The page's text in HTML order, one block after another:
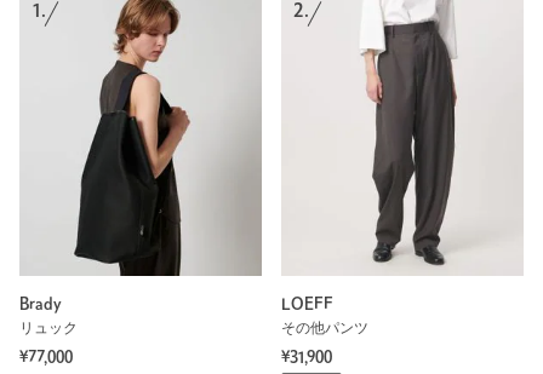
1.
Brady
リュック
¥77,000
2.
LOEFF
その他パンツ
¥31,900